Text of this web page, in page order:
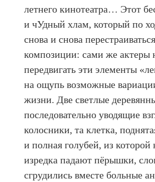
летнего кинотеатра… Этот
и чУдный хлам, который по
снова и снова
композиции: сами же актеры
передвигать эти элементы
на ощупь возможные
жизни. Две светлые
последовательно уводящие
колосники, та клетка,
и полная голубей, из которой
изредка падают пёрышки,
сгрудились вместе больные